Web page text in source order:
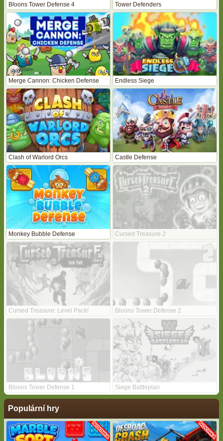
Bloons Tower Defense 4 Tower Defenders
Merge Cannon: Chicken Defense Endless Siege
Clash of Warlord Orcs Castle Defense
Monkey Bubble Defense Cursed Treasure 2
Cursed Treasure: Level Pack! Bloons Tower Defense 2
Bloons Tower Defense 1 Siege Battleplan
Populární hry